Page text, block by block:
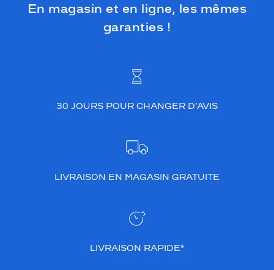
En magasin et en ligne, les mêmes
garanties !
30 JOURS POUR CHANGER D’AVIS
LIVRAISON EN MAGASIN GRATUITE
LIVRAISON RAPIDE*